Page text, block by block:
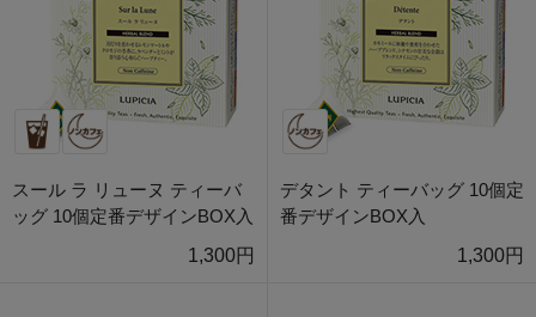
スール ラ リューヌ ティーバ
ッグ 10個定番デザインBOX入
1,300円
デタント ティーバッグ 10個定
番デザインBOX入
1,300円